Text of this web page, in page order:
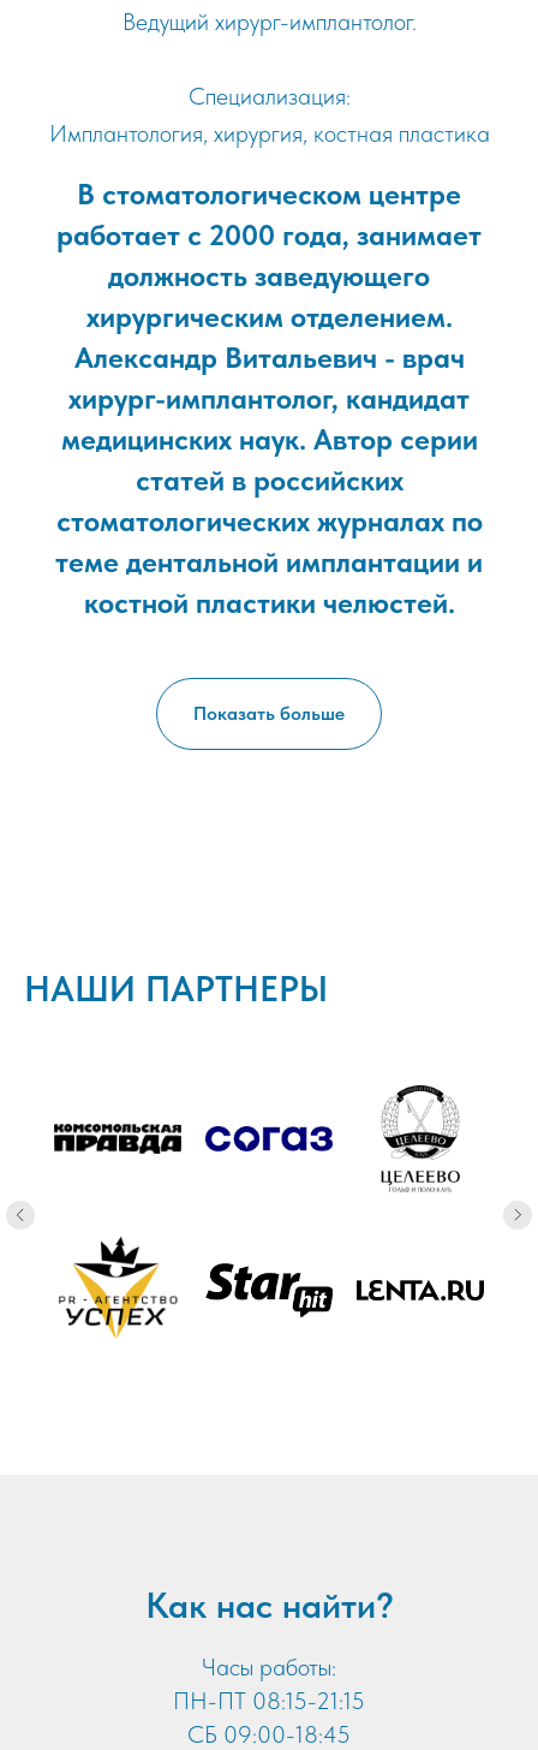
Ведущий хирург-имплантолог.
Специализация:
Имплантология, хирургия, костная пластика
В стоматологическом центре
работает с 2000 года, занимает
должность заведующего
хирургическим отделением.
Александр Витальевич - врач
хирург-имплантолог, кандидат
медицинских наук. Автор серии
статей в российских
стоматологических журналах по
теме дентальной имплантации и
костной пластики челюстей.
Показать больше
НАШИ ПАРТНЕРЫ
Как нас найти?
Часы работы:
ПН-ПТ 08:15-21:15
CБ 09:00-18:45